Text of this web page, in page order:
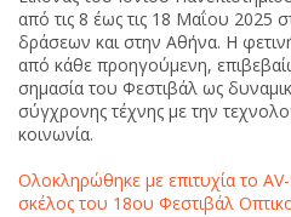
από τις 8 έως τις 18 Μαΐου 2025
δράσεων και στην Αθήνα. Η
από κάθε προηγούμενη,
σημασία του Φεστιβάλ ως
σύγχρονης τέχνης με την
κοινωνία.
Ολοκληρώθηκε με επιτυχία το
σκέλος του 18ου Φεστιβάλ